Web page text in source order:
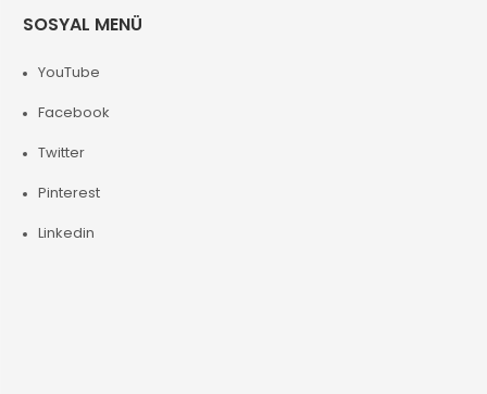
SOSYAL MENÜ
YouTube
Facebook
Twitter
Pinterest
Linkedin